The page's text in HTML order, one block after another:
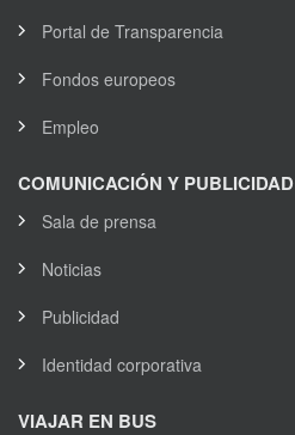
Portal de Transparencia
Fondos europeos
Empleo
COMUNICACIÓN Y PUBLICIDAD
Sala de prensa
Noticias
Publicidad
Identidad corporativa
VIAJAR EN BUS